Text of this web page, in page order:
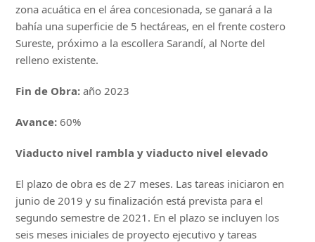
zona acuática en el área concesionada, se ganará a la
bahía una superficie de 5 hectáreas, en el frente costero
Sureste, próximo a la escollera Sarandí, al Norte del
relleno existente.
Fin de Obra: año 2023
Avance: 60%
Viaducto nivel rambla y viaducto nivel elevado
El plazo de obra es de 27 meses. Las tareas iniciaron en
junio de 2019 y su finalización está prevista para el
segundo semestre de 2021. En el plazo se incluyen los
seis meses iniciales de proyecto ejecutivo y tareas